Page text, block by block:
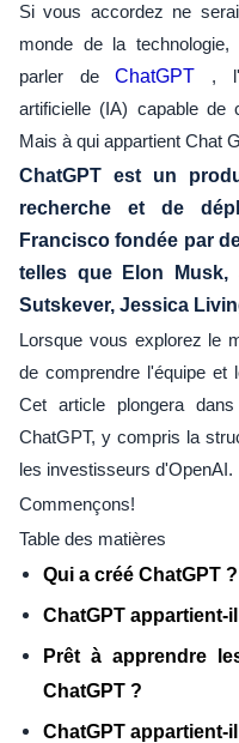
Si vous accordez ne
monde de la
parler deChatGPT ,
artificielle (IA) capable de
Mais à qui appartient Chat
ChatGPT est un
recherche et de
Francisco fondée par
telles que Elon Musk,
Sutskever, Jessica
Lorsque vous explorez le
de comprendre l'équipe et
Cet article plongera
ChatGPT, y compris la
les investisseurs d'OpenAI.
Commençons!
Table des matières
Qui a créé ChatGPT ?
ChatGPT appartient-
Prêt à apprendre
ChatGPT ?
ChatGPT appartient-